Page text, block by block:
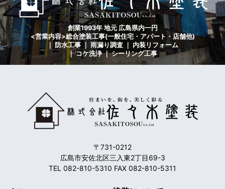
創業1993年 地元 広島県内一円
<営業内容>総合塗装工事(一般住宅・アパート・店舗他)
｜ 防水工事 ｜ 雨漏り調査 ｜ 内装リフォーム
｜ コケ洗浄 ｜ シーリング工事
〒731-0212
広島市安佐北区三入東2丁目69-3
TEL 082-810-5310 FAX 082-810-5311